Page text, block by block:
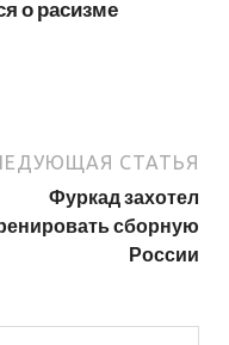
о расизме
СТАТЬЯ
Фуркад захотел
сборную
России